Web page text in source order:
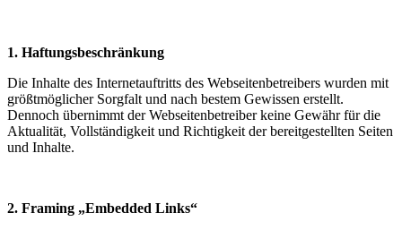
1. Haftungsbeschränkung
Die Inhalte des Internetauftritts des Webseitenbetreibers wurden mit
größtmöglicher Sorgfalt und nach bestem Gewissen erstellt.
Dennoch übernimmt der Webseitenbetreiber keine Gewähr für die
Aktualität, Vollständigkeit und Richtigkeit der bereitgestellten Seiten
und Inhalte.
2. Framing „Embedded Links“